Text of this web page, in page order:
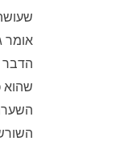
אומר
הדבר
שהוא